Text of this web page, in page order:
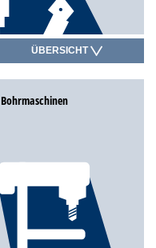
ÜBERSICHT
Bohrmaschinen